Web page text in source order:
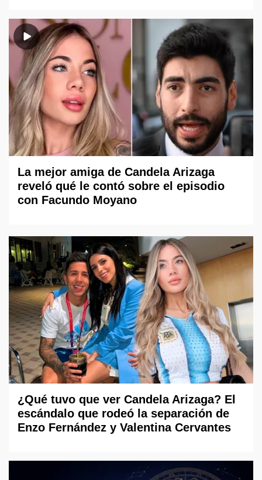
La mejor amiga de Candela Arizaga
reveló qué le contó sobre el episodio
con Facundo Moyano
¿Qué tuvo que ver Candela Arizaga? El
escándalo que rodeó la separación de
Enzo Fernández y Valentina Cervantes